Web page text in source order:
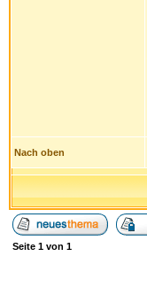
Nach oben
Seite 1 von 1